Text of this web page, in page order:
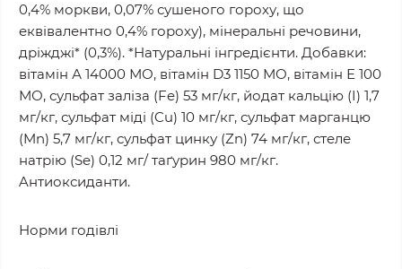
0,4% моркви, 0,07% сушеного гороху, що
еквівалентно 0,4% гороху), мінеральні речовини,
дріжджі* (0,3%). *Натуральні інгредієнти. Добавки:
вітамін А 14000 МО, вітамін D3 1150 МО, вітамін Е 100
МО, сульфат заліза (Fe) 53 мг/кг, йодат кальцію (I) 1,7
мг/кг, сульфат міді (Cu) 10 мг/кг, сульфат марганцю
(Mn) 5,7 мг/кг, сульфат цинку (Zn) 74 мг/кг, стеле
натрію (Se) 0,12 мг/ таґурин 980 мг/кг.
Aнтиоксиданти.
Норми годівлі